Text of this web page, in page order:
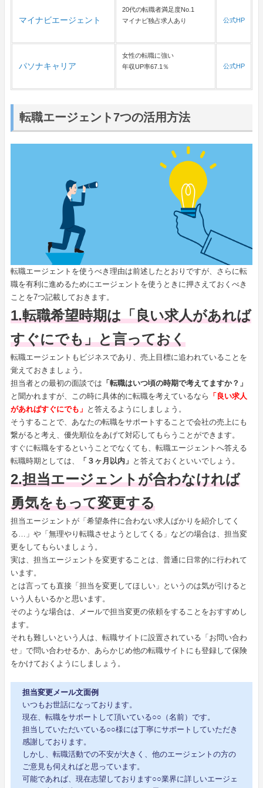
マイナビエージェント
20代の転職者満足度No.1
マイナビ独占求人あり
公式HP
パソナキャリア
女性の転職に強い
年収UP率67.1％
公式HP
転職エージェント7つの活用方法
転職エージェントを使うべき理由は前述したとおりですが、さらに転
職を有利に進めるためにエージェントを使うときに押さえておくべき
ことを7つ記載しておきます。
1.転職希望時期は「良い求人があれば
すぐにでも」と言っておく
転職エージェントもビジネスであり、売上目標に追われていることを
覚えておきましょう。
担当者との最初の面談では 「転職はいつ頃の時期で考えてますか？」
と聞かれますが、この時に具体的に転職を考えているなら 「良い求人
があればすぐにでも」 と答えるようにしましょう。
そうすることで、あなたの転職をサポートすることで会社の売上にも
繋がると考え、優先順位をあげて対応してもらうことができます。
すぐに転職をするということでなくても、転職エージェントへ答える
転職時期としては、
「３ヶ月以内」 と答えておくといいでしょう。
2.担当エージェントが合わなければ
勇気をもって変更する
担当エージェントが「希望条件に合わない求人ばかりを紹介してく
る…」や「無理やり転職させようとしてくる」などの場合は、担当変
更をしてもらいましょう。
実は、担当エージェントを変更することは、普通に日常的に行われて
います。
とは言っても直接「担当を変更してほしい」というのは気が引けると
いう人もいるかと思います。
そのような場合は、メールで担当変更の依頼をすることをおすすめし
ます。
それも難しいという人は、転職サイトに設置されている「お問い合わ
せ」で問い合わせるか、あらかじめ他の転職サイトにも登録して保険
をかけておくようにしましょう。
担当変更メール文面例
いつもお世話になっております。
現在、転職をサポートして頂いている○○（名前）です。
担当していただいている○○様には丁寧にサポートしていただき
感謝しております。
しかし、転職活動での不安が大きく、他のエージェントの方の
ご意見も伺えればと思っています。
可能であれば、現在志望しております○○業界に詳しいエージェ